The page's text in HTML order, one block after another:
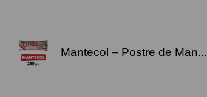
Mantecol – Postre de Man...
USD $
USD $